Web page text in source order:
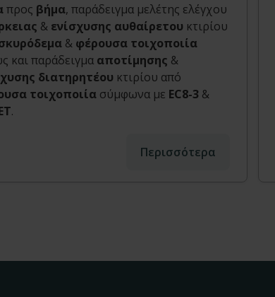
προς βήμα, παράδειγμα μελέτης ελέγχου
& ενίσχυσης αυθαίρετου κτιρίου
& φέρουσα τοιχοποιία
και παράδειγμα αποτίμησης &
διατηρητέου κτιρίου από
τοιχοποιία σύμφωνα με EC8-3 &
.
Περισσότερα